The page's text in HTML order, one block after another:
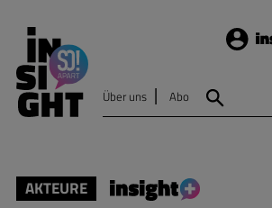
Über uns Abo
AKTEURE